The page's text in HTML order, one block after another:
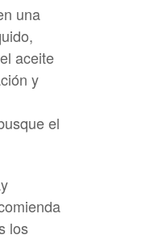
una
aceite
y
el
los